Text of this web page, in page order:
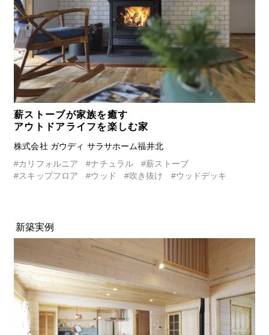
薪ストーブが家族を癒す
アウトドアライフを楽しむ家
株式会社 ガウディ サラサホーム福井北
#カリフォルニア
#ナチュラル
#薪ストーブ
#スキップフロア
#ウッド #吹き抜け #ウッドデッキ
新築実例